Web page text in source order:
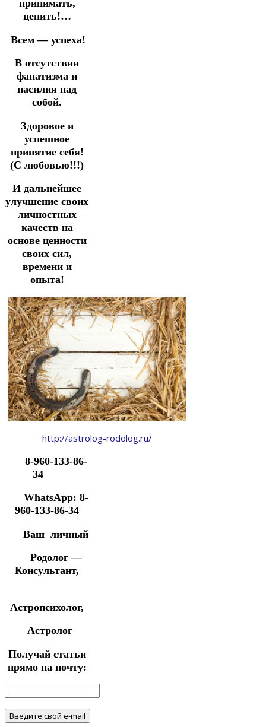
принимать,
ценить!…
Всем — успеха!
В отсутствии
фанатизма и
насилия над
собой.
Здоровое и
успешное
принятие себя!
(С любовью!!!)
И дальнейшее
улучшение своих
личностных
качеств на
основе ценности
своих сил,
времени и
опыта!
http://astrolog-rodolog.ru/
8-960-133-86-
34
WhatsApp: 8-
960-133-86-34
Ваш личный
Родолог —
Консультант,
Астропсихолог,
Астролог
Получай статьи
прямо на почту: